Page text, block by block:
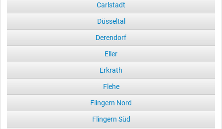
Carlstadt
Düsseltal
Derendorf
Eller
Erkrath
Flehe
Flingern Nord
Flingern Süd